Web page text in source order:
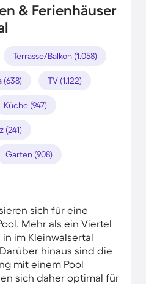
& Ferienhäuser
Terrasse/Balkon (1.058)
(638) TV (1.122)
Küche (947)
(241)
Garten (908)
sich für eine
Mehr als ein Viertel
im Kleinwalsertal
hinaus sind die
mit einem Pool
sich daher optimal für